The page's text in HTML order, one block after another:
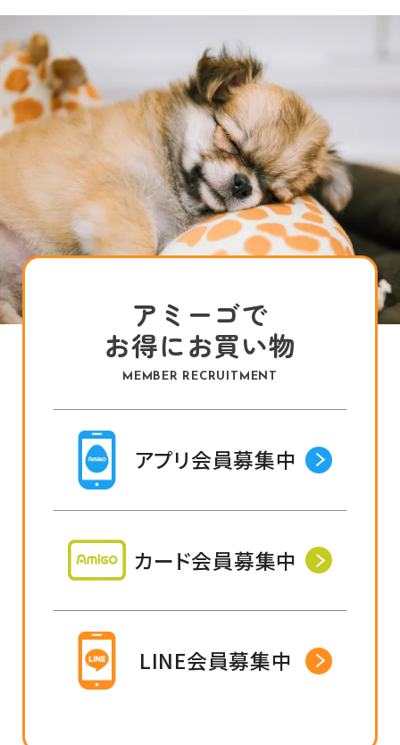
アミーゴで
お得にお買い物
MEMBER RECRUITMENT
アプリ会員募集中
カード会員募集中
LINE会員募集中